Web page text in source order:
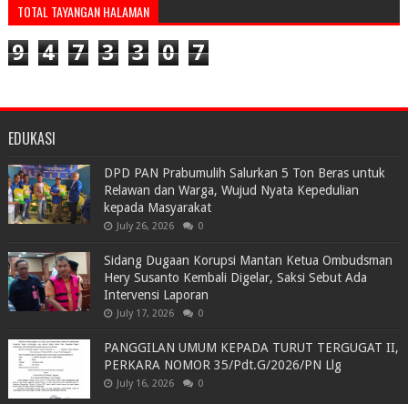
TOTAL TAYANGAN HALAMAN
9 4 7 3 3 0 7
EDUKASI
DPD PAN Prabumulih Salurkan 5 Ton Beras untuk
Relawan dan Warga, Wujud Nyata Kepedulian
kepada Masyarakat
July 26, 2026 0
Sidang Dugaan Korupsi Mantan Ketua Ombudsman
Hery Susanto Kembali Digelar, Saksi Sebut Ada
Intervensi Laporan
July 17, 2026 0
PANGGILAN UMUM KEPADA TURUT TERGUGAT II,
PERKARA NOMOR 35/Pdt.G/2026/PN Llg
July 16, 2026 0